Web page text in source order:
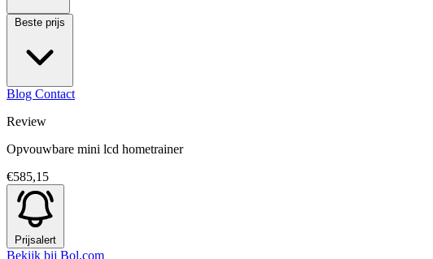
Beste prijs
Blog Contact
Review
Opvouwbare mini lcd hometrainer
€585,15
Prijsalert
Bekijk bij Bol.com